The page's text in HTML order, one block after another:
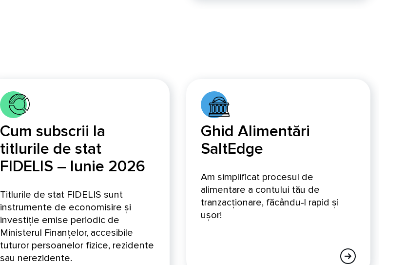
Cum subscrii la
titlurile de stat
FIDELIS – Iunie 2026
Titlurile de stat FIDELIS sunt
instrumente de economisire și
investiție emise periodic de
Ministerul Finanțelor, accesibile
tuturor persoanelor fizice, rezidente
sau nerezidente.
Ghid Alimentări
SaltEdge
Am simplificat procesul de
alimentare a contului tău de
tranzacționare, făcându-l rapid și
ușor!